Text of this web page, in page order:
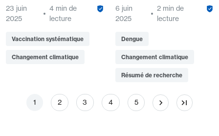
23 juin
2025
4 min de
lecture
Vaccination systématique
Changement climatique
6 juin
2025
2 min de
lecture
Dengue
Changement climatique
Résumé de recherche
Pagination
Page
1 Page
2 Page
3 Page
4 Page
5